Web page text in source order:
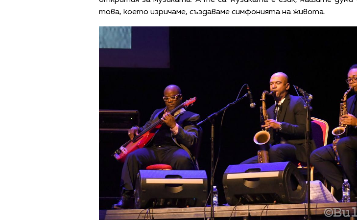
това, което изричаме, създаваме симфонията на живота.